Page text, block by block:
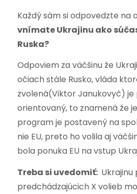
Každý sám si odpovedzte na
vnímate Ukrajinu ako
Ruska?
Odpoviem za väčšinu že
očiach stále Rusko, vláda
zvolená(Viktor Janukovyč) je
orientovaný, to znamená že
program je postavený na
nie EU, preto ho volila aj
bola ponuka EU na vstup
Treba si uvedomiť:
predchádzajúcich X volieb